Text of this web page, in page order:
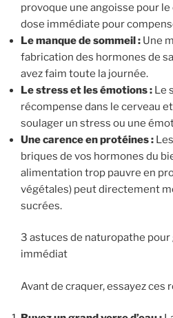
provoque une angoisse pour
dose immédiate pour
Le manque de sommeil : Une
fabrication des hormones de
avez faim toute la journée.
Le stress et les émotions : Le
récompense dans le cerveau
soulager un stress ou une
Une carence en protéines :
briques de vos hormones du
alimentation trop pauvre en
végétales) peut directement
sucrées.
3 astuces de naturopathe pour
immédiat
Avant de craquer, essayez ces